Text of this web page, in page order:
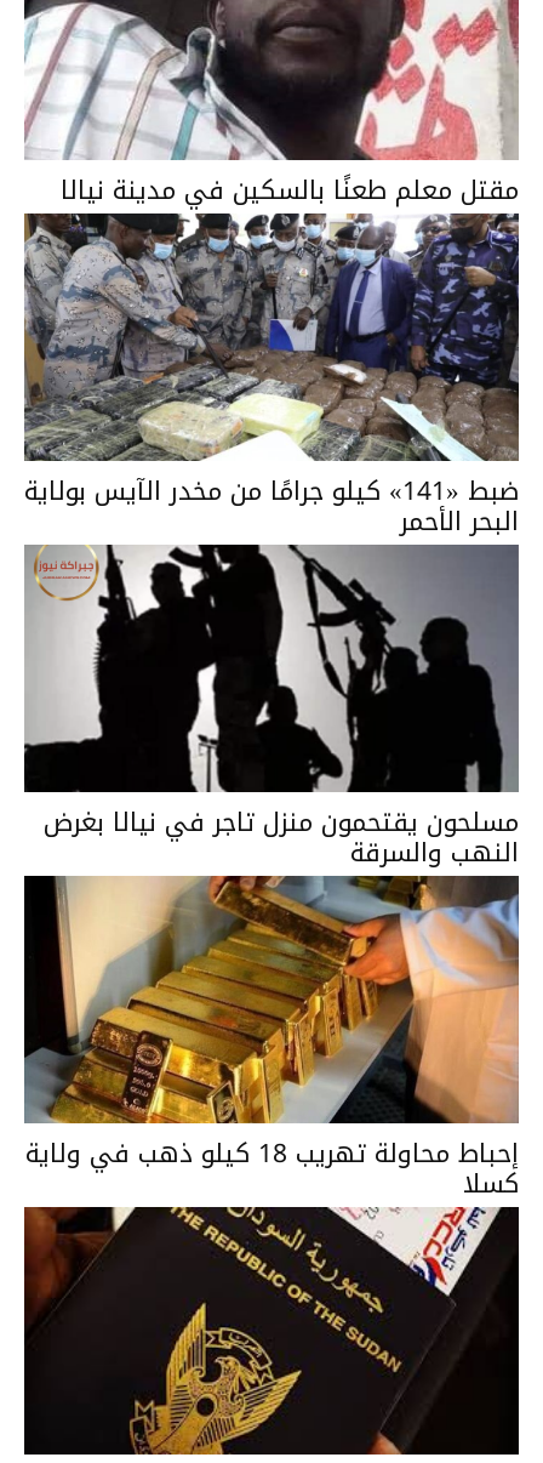
مقتل معلم طعنًا بالسكين في مدينة نيالا
ضبط «141» كيلو جرامًا من مخدر الآيس بولاية
البحر الأحمر
مسلحون يقتحمون منزل تاجر في نيالا بغرض
النهب والسرقة
إحباط محاولة تهريب 18 كيلو ذهب في ولاية
كسلا